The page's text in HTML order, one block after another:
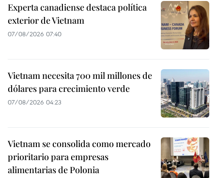
Experta canadiense destaca política
exterior de Vietnam
07/08/2026 07:40
Vietnam necesita 700 mil millones de
dólares para crecimiento verde
07/08/2026 04:23
Vietnam se consolida como mercado
prioritario para empresas
alimentarias de Polonia